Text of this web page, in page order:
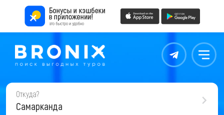
Контакты Меню
Откуда?
Самарканда